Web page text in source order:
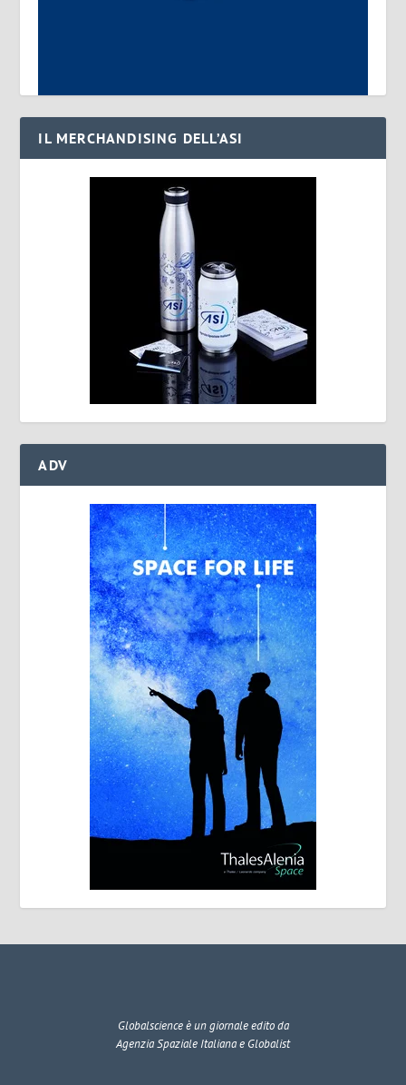
IL MERCHANDISING DELL’ASI
ADV
Globalscienceè un giornale edito da
Agenzia Spaziale Italiana e Globalist